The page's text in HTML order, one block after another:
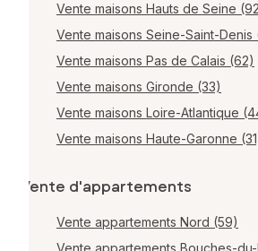
Vente maisons Hauts de Seine
Vente maisons Seine-Saint-Denis
Vente maisons Pas de Calais (62)
Vente maisons Gironde (33)
Vente maisons Loire-Atlantique
Vente maisons Haute-Garonne
Vente d'appartements
Vente appartements Nord (59)